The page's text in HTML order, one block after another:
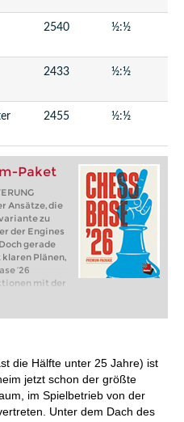
2540 ½:½
2433 ½:½
2455 ½:½
Paket
Ansätze, die
zu
der Engines
gerade
Plänen,
’26
mit der
oder
der
Und startet
zeigt auch
die Hälfte unter 25 Jahre) ist
jetzt schon der größte
im Spielbetrieb von der
Unter dem Dach des